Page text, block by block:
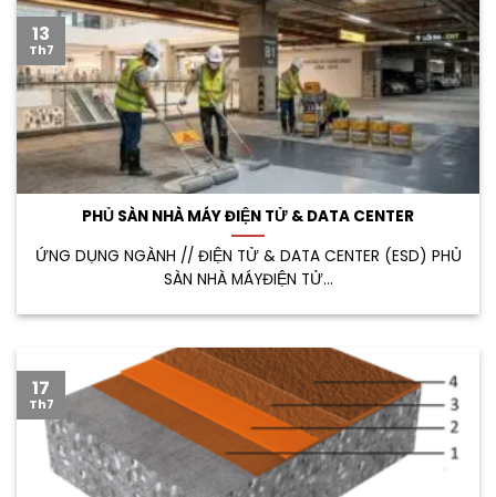
PHỦ SÀN NHÀ MÁY ĐIỆN TỬ & DATA CENTER
ỨNG DỤNG NGÀNH // ĐIỆN TỬ & DATA CENTER (ESD) PHỦ
SÀN NHÀ MÁYĐIỆN TỬ...
13
Th7
17
Th7